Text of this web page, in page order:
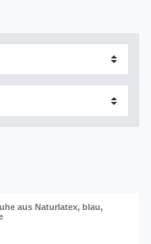
aus Naturlatex, blau,